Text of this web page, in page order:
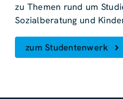
zu Themen rund um
Sozialberatung und
zum Studentenwerk